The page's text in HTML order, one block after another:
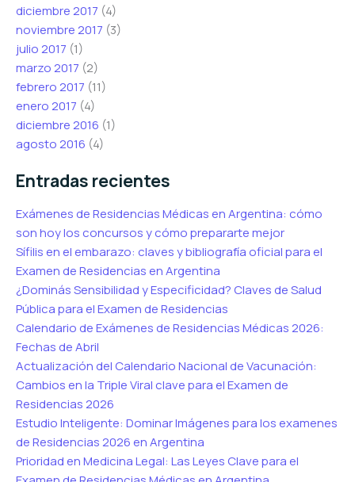
diciembre 2017 (4)
noviembre 2017 (3)
julio 2017 (1)
marzo 2017 (2)
febrero 2017 (11)
enero 2017 (4)
diciembre 2016 (1)
agosto 2016 (4)
Entradas recientes
Exámenes de Residencias Médicas en Argentina: cómo
son hoy los concursos y cómo prepararte mejor
Sífilis en el embarazo: claves y bibliografía oficial para el
Examen de Residencias en Argentina
¿Dominás Sensibilidad y Especificidad? Claves de Salud
Pública para el Examen de Residencias
Calendario de Exámenes de Residencias Médicas 2026:
Fechas de Abril
Actualización del Calendario Nacional de Vacunación:
Cambios en la Triple Viral clave para el Examen de
Residencias 2026
Estudio Inteligente: Dominar Imágenes para los examenes
de Residencias 2026 en Argentina
Prioridad en Medicina Legal: Las Leyes Clave para el